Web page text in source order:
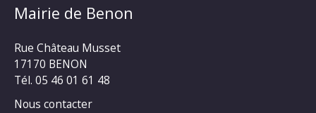
Mairie de Benon
Rue Château Musset
17170 BENON
Tél. 05 46 01 61 48
Nous contacter